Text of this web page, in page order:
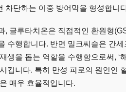
차단하는 이중 방어막을 형성합니
, 글루타치온은 직접적인 환원형
수행합니다. 반면 밀크씨슬은 간세
생을 돕는 역할을 수행함으로써, ‘
킵니다. 특히 만성 피로의 원인인
매우 효율적입니다.